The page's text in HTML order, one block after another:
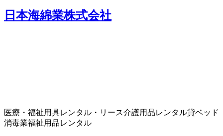
日本海綿業株式会社
医療・福祉用具レンタル・リース介護用品レンタル貸ベッド
消毒業福祉用品レンタル